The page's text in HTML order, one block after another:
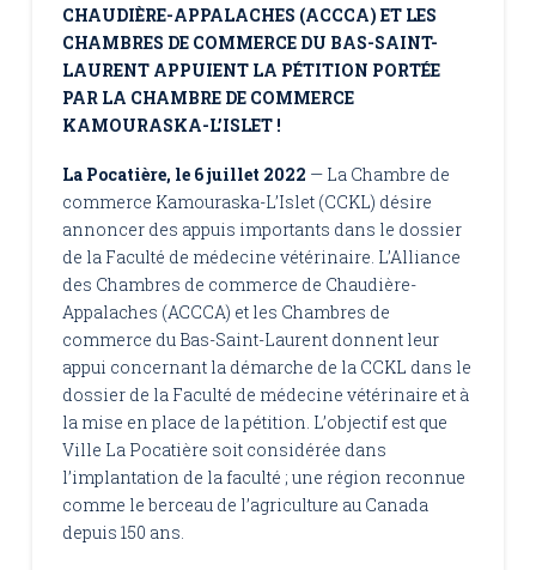
CHAUDIÈRE-APPALACHES (ACCCA) ET LES
CHAMBRES DE COMMERCE DU BAS-SAINT-
LAURENT APPUIENT LA PÉTITION PORTÉE
PAR LA CHAMBRE DE COMMERCE
KAMOURASKA-L’ISLET !
La Pocatière, le 6 juillet 2022 — La Chambre de
commerce Kamouraska-L’Islet (CCKL) désire
annoncer des appuis importants dans le dossier
de la Faculté de médecine vétérinaire. L’Alliance
des Chambres de commerce de Chaudière-
Appalaches (ACCCA) et les Chambres de
commerce du Bas-Saint-Laurent donnent leur
appui concernant la démarche de la CCKL dans le
dossier de la Faculté de médecine vétérinaire et à
la mise en place de la pétition. L’objectif est que
Ville La Pocatière soit considérée dans
l’implantation de la faculté ; une région reconnue
comme le berceau de l’agriculture au Canada
depuis 150 ans.